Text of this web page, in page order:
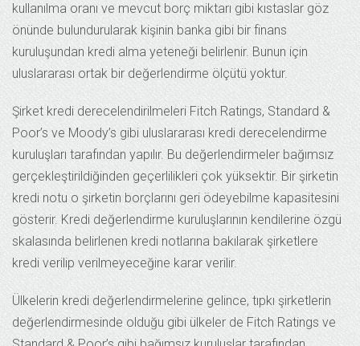
kullanılma oranı ve mevcut borç miktarı gibi kıstaslar göz
önünde bulundurularak kişinin banka gibi bir finans
kuruluşundan kredi alma yeteneği belirlenir. Bunun için
uluslararası ortak bir değerlendirme ölçütü yoktur.
Şirket kredi derecelendirilmeleri Fitch Ratings, Standard &
Poor’s ve Moody’s gibi uluslararası kredi derecelendirme
kuruluşları tarafından yapılır. Bu değerlendirmeler bağımsız
gerçekleştirildiğinden geçerlilikleri çok yüksektir. Bir şirketin
kredi notu o şirketin borçlarını geri ödeyebilme kapasitesini
gösterir. Kredi değerlendirme kuruluşlarının kendilerine özgü
skalasında belirlenen kredi notlarına bakılarak şirketlere
kredi verilip verilmeyeceğine karar verilir.
Ülkelerin kredi değerlendirmelerine gelince, tıpkı şirketlerin
değerlendirmesinde olduğu gibi ülkeler de Fitch Ratings ve